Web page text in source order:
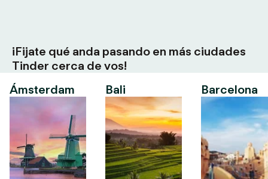
¡Fijate qué anda pasando en más ciudades
Tinder cerca de vos!
Ámsterdam
Bali Barcelona